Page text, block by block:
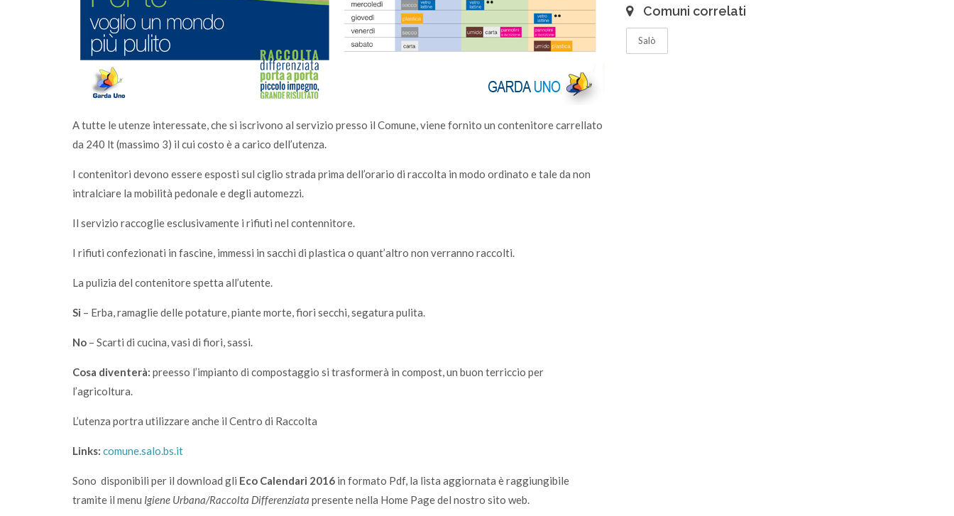
A tutte le utenze interessate, che si iscrivono al servizio presso il Comune, viene fornito un contenitore carrellato
da 240 lt (massimo 3) il cui costo è a carico dell’utenza.
I contenitori devono essere esposti sul ciglio strada prima dell’orario di raccolta in modo ordinato e tale da non
intralciare la mobilità pedonale e degli automezzi.
Il servizio raccoglie esclusivamente i rifiuti nel contennitore.
I rifiuti confezionati in fascine, immessi in sacchi di plastica o quant’altro non verranno raccolti.
La pulizia del contenitore spetta all’utente.
Si – Erba, ramaglie delle potature, piante morte, fiori secchi, segatura pulita.
No – Scarti di cucina, vasi di fiori, sassi.
Cosa diventerà: preesso l’impianto di compostaggio si trasformerà in compost, un buon terriccio per
l’agricoltura.
L’utenza portra utilizzare anche il Centro di Raccolta
Links: comune.salo.bs.it
Sono disponibili per il download gli Eco Calendari 2016 in formato Pdf, la lista aggiornata è raggiungibile
tramite il menu Igiene Urbana/Raccolta Differenziata presente nella Home Page del nostro sito web.
Comuni correlati
Salò